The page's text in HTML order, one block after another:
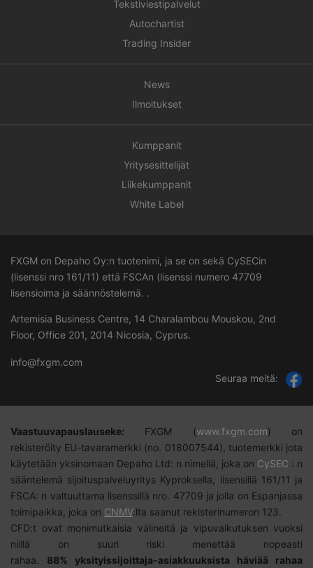
Tekstiviestipalvelut
Autochartist
Trading Insider
News
Ilmoitukset
Kumppanit
Yritysesittelijät
Liikekumppanit
White Label
FXGM on Depaho Oy:n tuotenimi, ja se on sekä CySECin
(lisenssi nro 161/11) että FSCAn (lisenssi numero 47709
lisensioima ja säännöstelemä. .
Artemisia Business Centre, 14 Charalambou Mouskou, 2nd
Floor, Office 201, 2014 Nicosia, Cyprus.
info@fxgm.com
Seuraa meitä:
Vaastuuvapauslauseke: FXGM (www.fxgm.com) on
rekisteröity EU-tavaramerkki (no. 018007544), tuotemerkki jota
käytetään yksinomaan Depaho Ltd: n nimellä, joka on CySEC : n
sääntelemä sijoituspalveluyritys Kyproksella, lisensillä 161/11 ja
FSCA: n valtuuttama lisenssillä nro. 47709 ja jolla on Espanjassa
toimipaikka, joka on CNMV:lta saanut rekisterinumeron 123.
CFD:t ovat monimutkaisia välineitä ja vipuvaikutuksen vuoksi
niillä on suuri riski menettää nopeasti
rahaa. 88% yksityissijoittaja-asiakkuuksista häviää rahaa